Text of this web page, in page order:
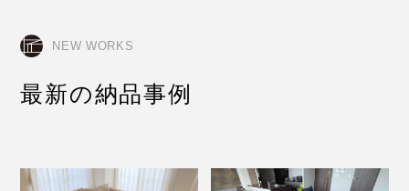
NEW WORKS
最新の納品事例